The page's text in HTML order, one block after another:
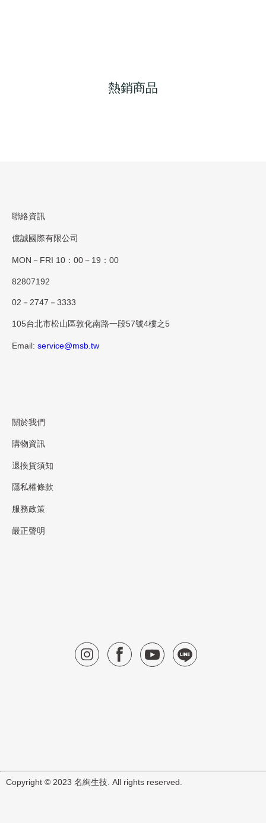
熱銷商品
聯絡資訊
億誠國際有限公司
MON－FRI 10：00－19：00
82807192
02－2747－3333
105台北市松山區敦化南路一段57號4樓之5
Email: service@msb.tw
關於我們
購物資訊
退換貨須知
隱私權條款
服務政策
嚴正聲明
Copyright © 2023 名絢生技. All rights reserved.